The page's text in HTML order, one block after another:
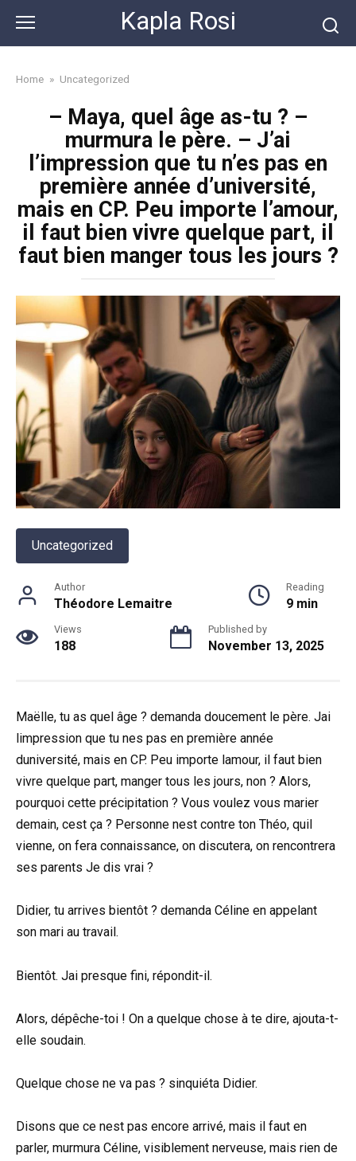
content
Kapla Rosi
Home » Uncategorized
– Maya, quel âge as-tu ? –
murmura le père. – J’ai
l’impression que tu n’es pas en
première année d’université,
mais en CP. Peu importe l’amour,
il faut bien vivre quelque part, il
faut bien manger tous les jours ?
Uncategorized
Author
Théodore Lemaitre
Reading
9 min
Views
188
Published by
November 13, 2025
Maëlle, tu as quel âge ? demanda doucement le père. Jai
limpression que tu nes pas en première année
duniversité, mais en CP. Peu importe lamour, il faut bien
vivre quelque part, manger tous les jours, non ? Alors,
pourquoi cette précipitation ? Vous voulez vous marier
demain, cest ça ? Personne nest contre ton Théo, quil
vienne, on fera connaissance, on discutera, on rencontrera
ses parents Je dis vrai ?
Didier, tu arrives bientôt ? demanda Céline en appelant
son mari au travail.
Bientôt. Jai presque fini, répondit-il.
Alors, dépêche-toi ! On a quelque chose à te dire, ajouta-t-
elle soudain.
Quelque chose ne va pas ? sinquiéta Didier.
Disons que ce nest pas encore arrivé, mais il faut en
parler, murmura Céline, visiblement nerveuse, mais rien de